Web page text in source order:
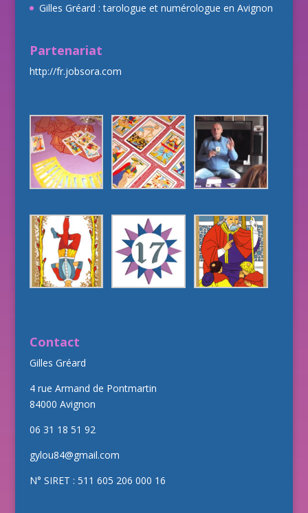
Gilles Gréard : tarologue et numérologue en Avignon
Partenariat
http://fr.jobsora.com
Contact
Gilles Gréard
4 rue Armand de Pontmartin
84000 Avignon
06 31 18 51 92
gylou84@gmail.com
N° SIRET : 511 605 206 000 16